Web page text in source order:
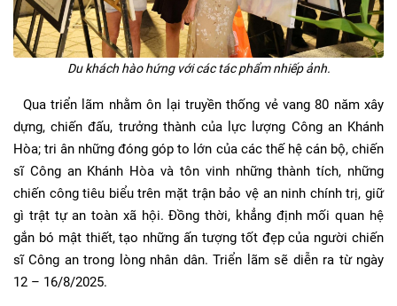
Du khách hào hứng với các tác phẩm nhiếp ảnh.
Qua triển lãm nhằm ôn lại truyền thống vẻ vang 80 năm xây
dựng, chiến đấu, trưởng thành của lực lượng Công an Khánh
Hòa; tri ân những đóng góp to lớn của các thế hệ cán bộ, chiến
sĩ Công an Khánh Hòa và tôn vinh những thành tích, những
chiến công tiêu biểu trên mặt trận bảo vệ an ninh chính trị, giữ
gì trật tự an toàn xã hội. Đồng thời, khẳng định mối quan hệ
gắn bó mật thiết, tạo những ấn tượng tốt đẹp của người chiến
sĩ Công an trong lòng nhân dân. Triển lãm sẽ diễn ra từ ngày
12 – 16/8/2025.